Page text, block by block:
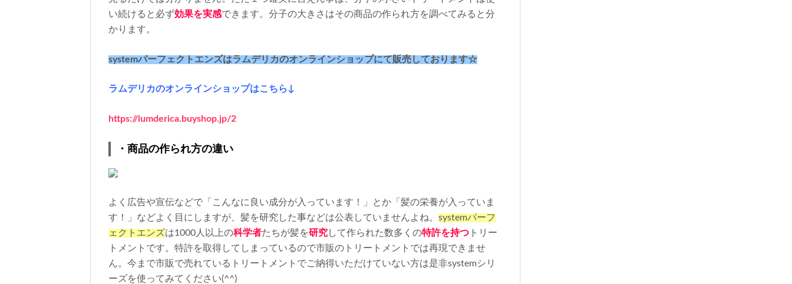
い続けると必ず効果を実感できます。分子の大きさはその商品の作られ方を調べてみると分
かります。
systemパーフェクトエンズはラムデリカのオンラインショップにて販売しております☆
ラムデリカのオンラインショップはこちら↓
https://lumderica.buyshop.jp/2
・商品の作られ方の違い
よく広告や宣伝などで「こんなに良い成分が入っています！」とか「髪の栄養が入っていま
す！」などよく目にしますが、髪を研究した事などは公表していませんよね。 systemパーフ
ェクトエンズは1000 人以上の科学者たちが髪を研究 して作られた数多くの特許を持つ トリー
トメントです。特許を取得してしまっているので市販のトリートメントでは再現できませ
ん。今まで市販で売れているトリートメントでご納得いただけていない方は是非system シリ
ーズを使ってみてください(^^)